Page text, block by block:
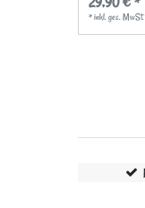
*inkl. ges. MwSt.